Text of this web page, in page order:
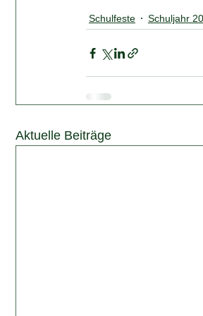
Schulfeste Schuljahr
Aktuelle Beiträge